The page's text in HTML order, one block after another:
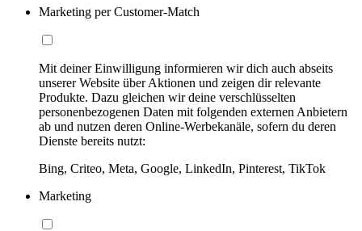
Marketing per Customer-Match
Mit deiner Einwilligung informieren wir dich auch abseits
unserer Website über Aktionen und zeigen dir relevante
Produkte. Dazu gleichen wir deine verschlüsselten
personenbezogenen Daten mit folgenden externen Anbietern
ab und nutzen deren Online-Werbekanäle, sofern du deren
Dienste bereits nutzt:
Bing, Criteo, Meta, Google, LinkedIn, Pinterest, TikTok
Marketing